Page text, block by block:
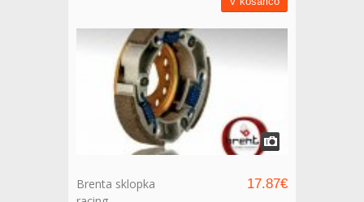
Brenta sklopka
17.87€